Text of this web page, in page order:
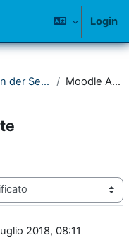
Login
Nachrichten der Seite Moodle App
2018, 08:11